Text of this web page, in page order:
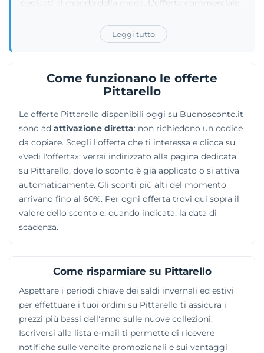
dedicati al mondo della moda. L'offerta commerciale
e permette di scoprire innumerevoli modelli di scarpe,
capi d'abbigliamento per ogni occasione, articoli di
proprio negozio virtuale e una rete molto estesa di
punti vendita sul territorio, l'azienda rende le sue
sempre alla ricerca di prodotti fashion capaci di unire
lo stile quotidiano e la massima praticità.
Leggi tutto
Come funzionano le offerte
Pittarello
Le offerte Pittarello disponibili oggi su Buonosconto.it
sono ad attivazione diretta: non richiedono un codice
da copiare. Scegli l'offerta che ti interessa e clicca su
«Vedi l'offerta»: verrai indirizzato alla pagina dedicata
su Pittarello, dove lo sconto è già applicato o si attiva
automaticamente. Gli sconti più alti del momento
arrivano fino al 60%. Per ogni offerta trovi qui sopra il
valore dello sconto e, quando indicata, la data di
scadenza.
Come risparmiare su Pittarello
Aspettare i periodi chiave dei saldi invernali ed estivi
per effettuare i tuoi ordini su Pittarello ti assicura i
prezzi più bassi dell'anno sulle nuove collezioni.
Iscriversi alla lista e-mail ti permette di ricevere
notifiche sulle vendite promozionali e sui vantaggi